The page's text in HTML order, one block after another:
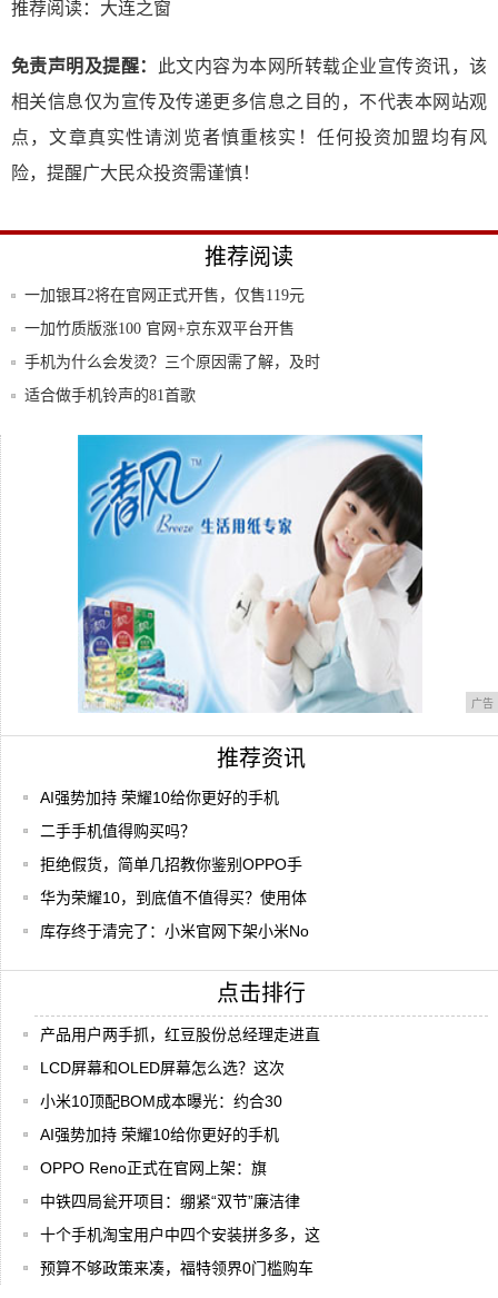
推荐阅读： 大连之窗
免责声明及提醒：
此文内容为本网所转载企业宣传资讯，该
相关信息仅为宣传及传递更多信息之目的，不代表本网站观
点，文章真实性请浏览者慎重核实！任何投资加盟均有风
险，提醒广大民众投资需谨慎！
推荐阅读
一加银耳2将在官网正式开售，仅售119元
一加竹质版涨100 官网+京东双平台开售
手机为什么会发烫？三个原因需了解，及时
降温很
适合做手机铃声的81首歌
一加手机3薄荷金版本或明日官网首发
广告
推荐资讯
AI强势加持 荣耀10给你更好的手机
二手手机值得购买吗？
拒绝假货，简单几招教你鉴别OPPO手
华为荣耀10，到底值不值得买？使用体
库存终于清完了：小米官网下架小米No
点击排行
产品用户两手抓，红豆股份总经理走进直
LCD屏幕和OLED屏幕怎么选？这次
小米10顶配BOM成本曝光：约合30
AI强势加持 荣耀10给你更好的手机
OPPO Reno正式在官网上架：旗
中铁四局瓮开项目：绷紧“双节”廉洁律
十个手机淘宝用户中四个安装拼多多，这
预算不够政策来凑，福特领界0门槛购车